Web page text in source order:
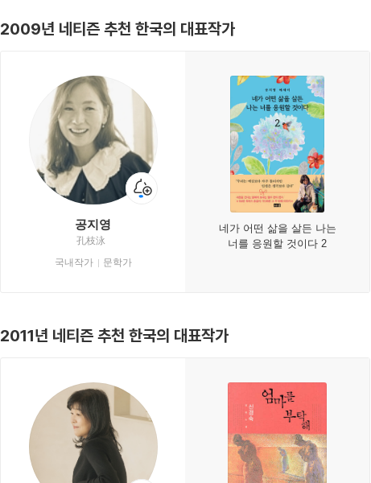
2009년 네티즌 추천 한국의 대표작가
공지영
孔枝泳
국내작가
문학가
네가 어떤 삶을 살든 나는
너를 응원할 것이다 2
2011년 네티즌 추천 한국의 대표작가